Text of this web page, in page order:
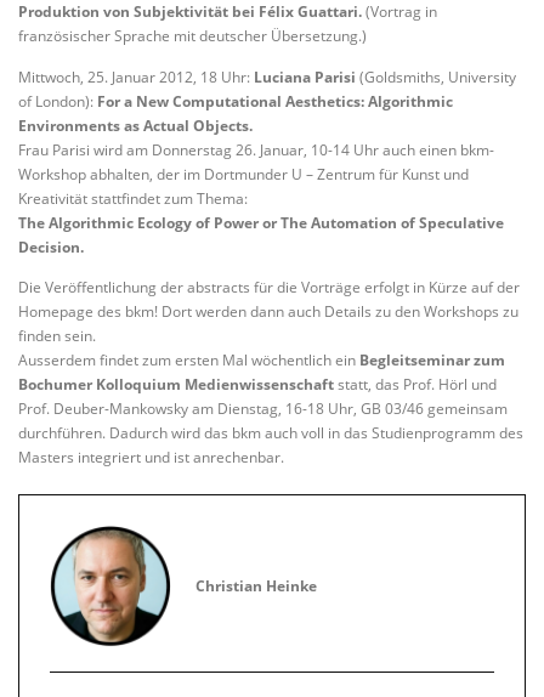
Produktion von Subjektivität bei Félix Guattari.(Vortrag in
französischer Sprache mit deutscher Übersetzung.)
Mittwoch, 25. Januar 2012, 18 Uhr: Luciana Parisi (Goldsmiths, University
of London): For a New Computational Aesthetics: Algorithmic
Environments as Actual Objects.
Frau Parisi wird am Donnerstag 26. Januar, 10-14 Uhr auch einen bkm-
Workshop abhalten, der im Dortmunder U – Zentrum für Kunst und
Kreativität stattfindet zum Thema:
The Algorithmic Ecology of Power or The Automation of Speculative
Decision.
Die Veröffentlichung der abstracts für die Vorträge erfolgt in Kürze auf der
Homepage des bkm! Dort werden dann auch Details zu den Workshops zu
finden sein.
Ausserdem findet zum ersten Mal wöchentlich ein Begleitseminar zum
Bochumer Kolloquium Medienwissenschaftstatt, das Prof. Hörl und
Prof. Deuber-Mankowsky am Dienstag, 16-18 Uhr, GB 03/46 gemeinsam
durchführen. Dadurch wird das bkm auch voll in das Studienprogramm des
Masters integriert und ist anrechenbar.
Christian Heinke